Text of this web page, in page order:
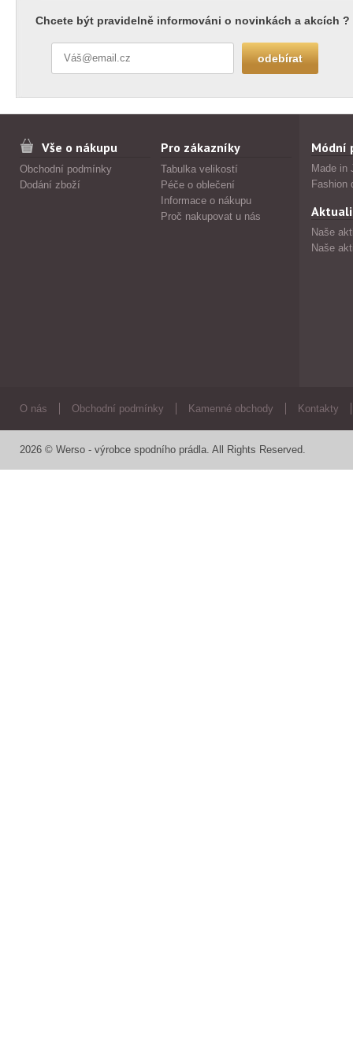
Chcete být pravidelně informováni o novinkách a akcích ?
Vše o nákupu
Obchodní podmínky
Dodání zboží
Pro zákazníky
Tabulka velikostí
Péče o oblečení
Informace o nákupu
Proč nakupovat u nás
Módní
Made in
Fashion
Naše
Naše
O nás Obchodní podmínky Kamenné obchody Kontakty
2026 © Werso - výrobce spodního prádla. All Rights Reserved.